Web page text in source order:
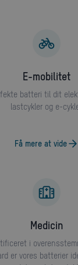
E-mobilitet
lastcykler og e-
Få mere at vide
medicin
er vores batterier